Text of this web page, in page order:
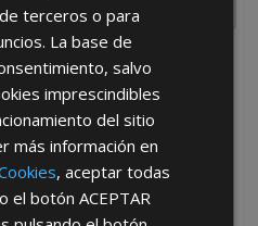
laPolítica de Privacidad
terceros o para
La base de
salvo
imprescindibles
del sitio
más información en
, aceptar todas
el botónACEPTAR